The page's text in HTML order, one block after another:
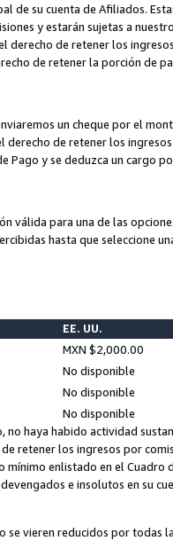
de su cuenta de Afiliados.
y estarán sujetas a
derecho de retener los
de retener la porción de
un cheque por el
derecho de retener los
Pago y se deduzca un cargo
válida para una de las
hasta que seleccione
EE. UU.
MXN $2,000.00
No disponible
No disponible
No disponible
no haya habido actividad
retener los ingresos por
enlistado en el
e insolutos en su
se vieren reducidos por todas